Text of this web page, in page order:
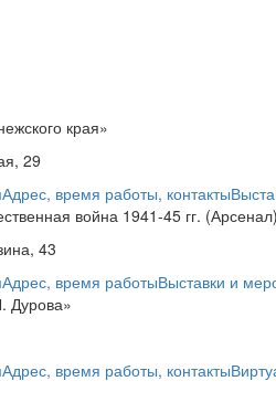
края»
29
Адрес, время работы, контакты
война 1941-45 гг.
43
Адрес, время работыВыставки и
Дурова»
Адрес, время работы, контакты